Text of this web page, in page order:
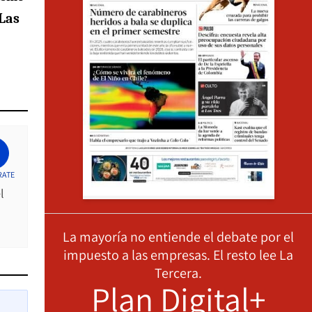
La mayoría no entiende el debate por el
impuesto a las empresas. El resto lee La
Tercera.
Plan Digital+